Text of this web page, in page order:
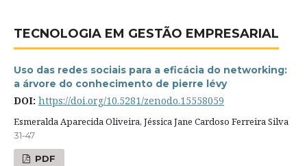
TECNOLOGIA EM GESTÃO EMPRESARIAL
Uso das redes sociais para a eficácia do networking:
a árvore do conhecimento de pierre lévy
DOI: https://doi.org/10.5281/zenodo.15558059
Esmeralda Aparecida Oliveira, Jéssica Jane Cardoso Ferreira Silva
31-47
PDF